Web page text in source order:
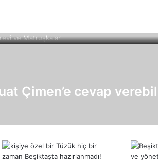
Çimen’e cevap